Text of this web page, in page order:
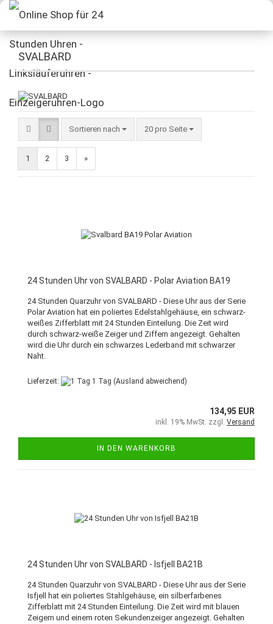
SVALBARD
Sortieren nach 20 pro Seite
1 2 3 »
24 Stunden Uhr von SVALBARD - Polar Aviation BA19
24 Stunden Quarzuhr von SVALBARD - Diese Uhr aus der Serie
Polar Aviation hat ein poliertes Edelstahlgehäuse, ein schwarz-
weißes Zifferblatt mit 24 Stunden Einteilung. Die Zeit wird
durch schwarz-weiße Zeiger und Ziffern angezeigt. Gehalten
wird die Uhr durch ein schwarzes Lederband mit schwarzer
Naht.
Lieferzeit: 1 Tag (Ausland abweichend)
134,95 EUR
inkl. 19% MwSt. zzgl. Versand
IN DEN WARENKORB
24 Stunden Uhr von SVALBARD - Isfjell BA21B
24 Stunden Quarzuhr von SVALBARD - Diese Uhr aus der Serie
Isfjell hat ein poliertes Stahlgehäuse, ein silberfarbenes
Zifferblatt mit 24 Stunden Einteilung. Die Zeit wird mit blauen
Zeigern und einem roten Sekundenzeiger angezeigt. Gehalten